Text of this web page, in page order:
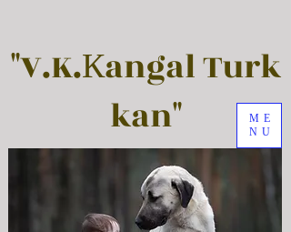
"V.K.Кangal Turk
kan"
ME
NU